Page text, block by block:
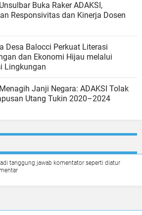
Buka Raker ADAKSI,
Responsivitas dan Kinerja Dosen
Desa Balocci Perkuat Literasi
dan Ekonomi Hijau melalui
Lingkungan
Janji Negara: ADAKSI Tolak
Utang Tukin 2020–2024
tanggung jawab komentator seperti diatur